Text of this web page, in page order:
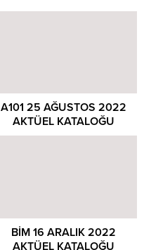
A101 25 AĞUSTOS 2022
AKTÜEL KATALOĞU
BİM 16 ARALIK 2022
AKTÜEL KATALOĞU